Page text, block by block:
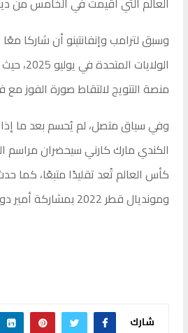
وسبق لترامب وإنفانتينو أن شاركا
منصة التتويج لالتقاط صورة الفوز
وفي سياق متصل، لم يُحسم بعد ما إذا
الكندي مارك كارني سيحضران مراسم
ومونديال قطر 2022 بمشاركة أمير دولة قطر الشيخ تميم بن حمد آل ثاني.
شارك